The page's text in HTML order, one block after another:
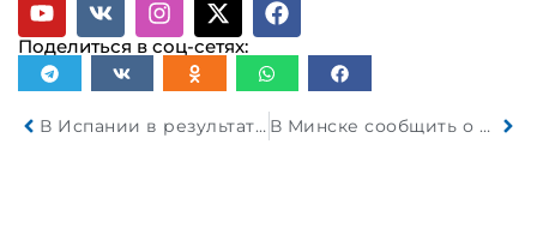
Поделиться в соц-сетях:
В Испании в результате крушения скоростного поезда погибли по меньшей мере 39 человек В Минске сообщить о неисправности светофора можно будет при помощи QR-кода